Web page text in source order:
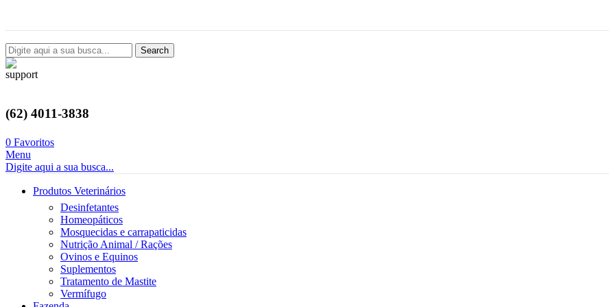
Search
(62) 4011-3838
0 Favoritos
Menu
Digite aqui a sua busca...
Produtos Veterinários
Desinfetantes
Homeopáticos
Mosquecidas e carrapaticidas
Nutrição Animal / Rações
Ovinos e Equinos
Suplementos
Tratamento de Mastite
Vermífugo